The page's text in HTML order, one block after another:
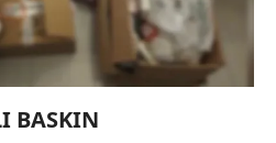
ve sizlere yönelik
yapılması, amaçlarıyla
kullanılacaktır.
aşağıda yer alan panel
BASKIN